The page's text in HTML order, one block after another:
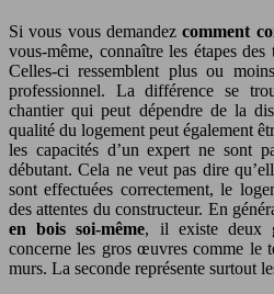
Si vous vous demandezcomment
vous-même, connaître les étapes des
Celles-ci ressemblent plus ou
professionnel. La différence se
chantier qui peut dépendre de la
qualité du logement peut également
les capacités d’un expert ne sont
débutant. Cela ne veut pas dire
sont effectuées correctement, le
des attentes du constructeur. En
en bois soi-même, il existe deux
concerne les gros œuvres comme le
murs. La seconde représente surtout